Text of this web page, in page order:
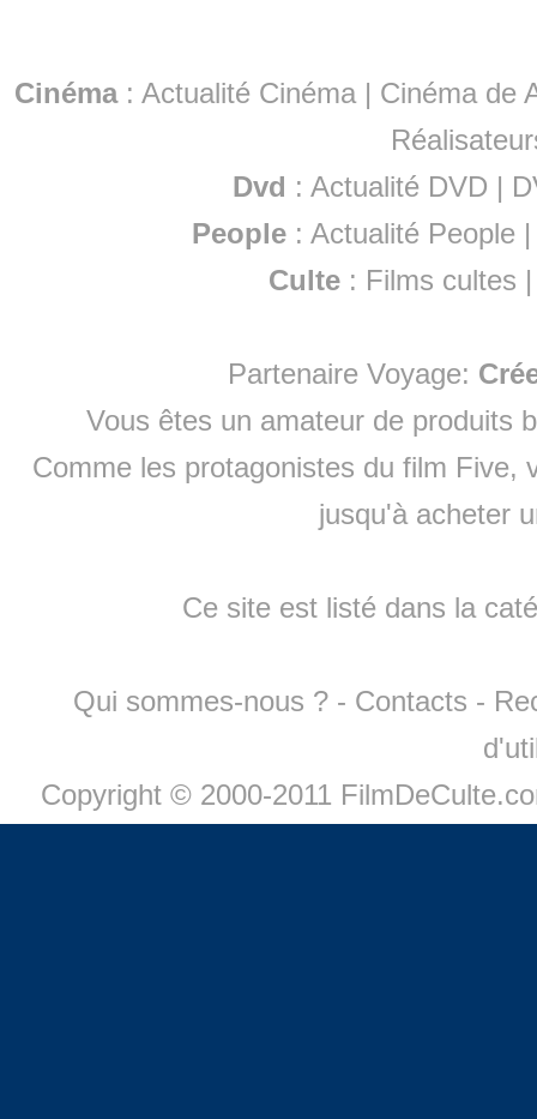
Cinéma: Actualité Cinéma | Cinéma de
Dvd : Actualité DVD |
People :Actualité People
Culte : Films cultes
Partenaire Voyage:
Vous êtes un amateur de produits
Comme les protagonistes du film Five,
jusqu'à acheter
Ce site est listé dans la
Qui sommes-nous ? - Contacts -
Copyright © 2000-2011